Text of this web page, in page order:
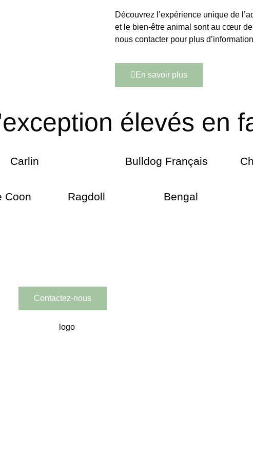
Découvrez l’expérience unique de
et le bien-être animal sont au cœur
nous contacter pour plus
En savoir plus
élevés en
Carlin Bulldog Français
Coon Ragdoll Bengal
Contactez-nous